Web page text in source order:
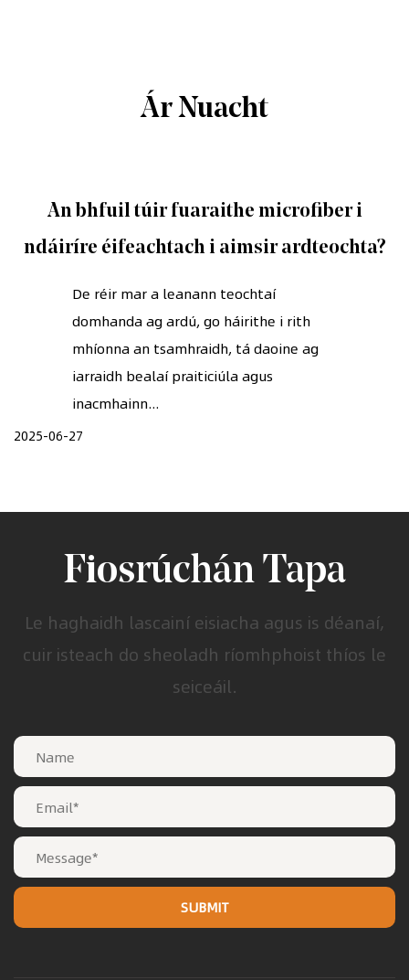
Ár Nuacht
An bhfuil túir fuaraithe microfiber i
ndáiríre éifeachtach i aimsir ardteochta?
De réir mar a leanann teochtaí
domhanda ag ardú, go háirithe i rith
mhíonna an tsamhraidh, tá daoine ag
iarraidh bealaí praiticiúla agus
inacmhainn...
2025-06-27
Fiosrúchán Tapa
Le haghaidh lascainí eisiacha agus is déanaí,
cuir isteach do sheoladh ríomhphoist thíos le
seiceáil.